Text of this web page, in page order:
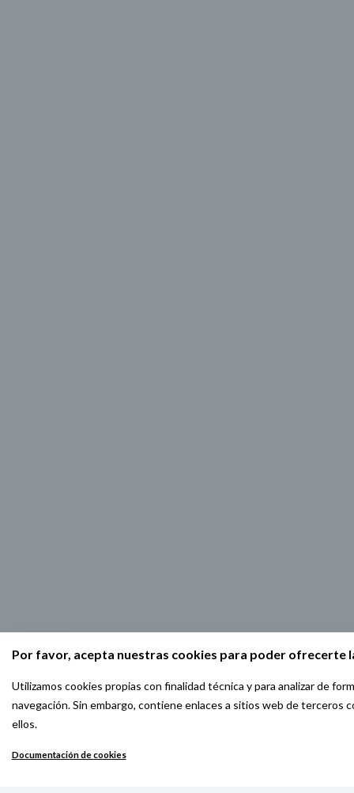
Por favor, acepta nuestras cookies para poder ofrecerte
Utilizamos cookies propias con finalidad técnica y para analizar de
navegación. Sin embargo, contiene enlaces a sitios web de terceros
ellos.
Documentación de cookies